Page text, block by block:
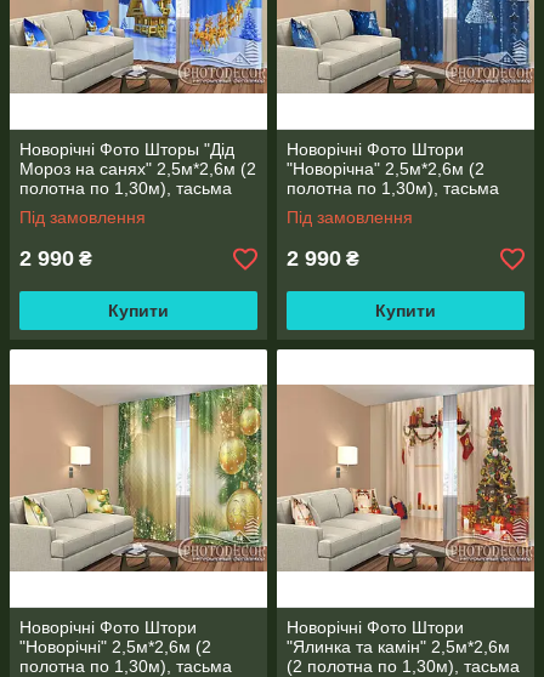
обов'язково зателефонують!
налаштувань Вашого монітора або екрана телефону,
планшета (яскравість, контраст, насиченість), а також
освітлення у Вашому приміщенні.
* При широкоформатному друку допустима похибка у розмірі
±2 см
Новорічні Фото Шторы "Дід
Мороз на санях" 2,5м*2,6м (2
полотна по 1,30м), тасьма
Під замовлення
2 990 ₴
Купити
Новорічні Фото Штори
"Новорічна" 2,5м*2,6м (2
полотна по 1,30м), тасьма
Під замовлення
2 990 ₴
Купити
Новорічні Фото Штори
"Новорічні" 2,5м*2,6м (2
полотна по 1,30м), тасьма
Новорічні Фото Штори
"Ялинка та камін" 2,5м*2,6м
(2 полотна по 1,30м), тасьма